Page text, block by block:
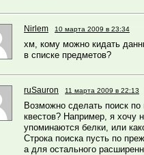
Nirlem 10 марта 2009 в 23:34
хм, кому можно кидать
в списке предметов?
ruSauron 11 марта 2009 в 22:13
Возможно сделать поиск по
квестов? Например, я хочу
упоминаются белки, или
Строка поиска пусть по
а для остального